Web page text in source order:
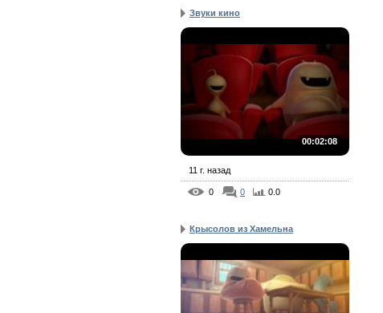
Звуки кино
00:02:08
11 г. назад
0 0 0.0
Крысолов из Хамельна